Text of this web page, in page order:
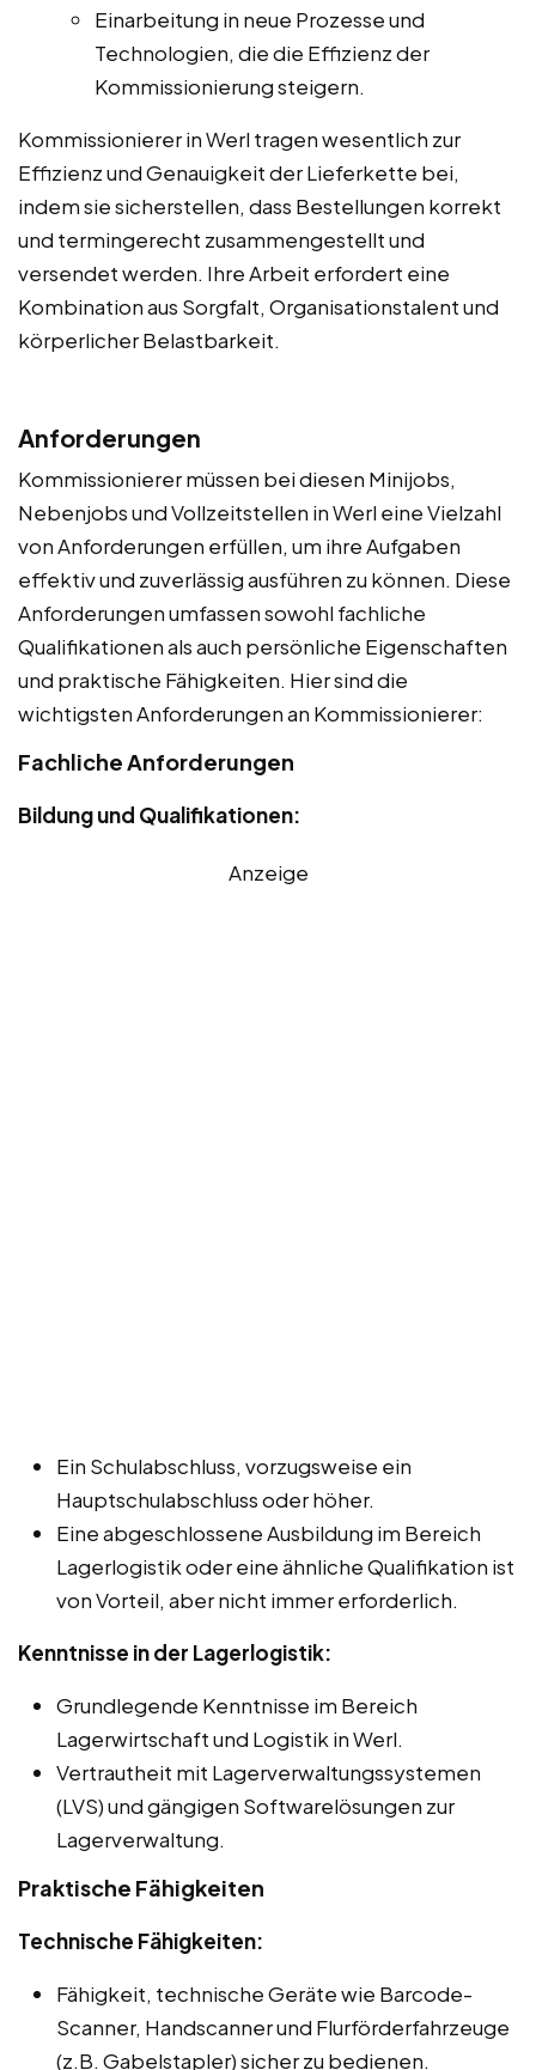
Einarbeitung in neue Prozesse und
Technologien, die die Effizienz der
Kommissionierung steigern.
Kommissionierer in Werl tragen wesentlich zur
Effizienz und Genauigkeit der Lieferkette bei,
indem sie sicherstellen, dass Bestellungen korrekt
und termingerecht zusammengestellt und
versendet werden. Ihre Arbeit erfordert eine
Kombination aus Sorgfalt, Organisationstalent und
körperlicher Belastbarkeit.
Anforderungen
Kommissionierer müssen bei diesen Minijobs,
Nebenjobs und Vollzeitstellen in Werl eine Vielzahl
von Anforderungen erfüllen, um ihre Aufgaben
effektiv und zuverlässig ausführen zu können. Diese
Anforderungen umfassen sowohl fachliche
Qualifikationen als auch persönliche Eigenschaften
und praktische Fähigkeiten. Hier sind die
wichtigsten Anforderungen an Kommissionierer:
Fachliche Anforderungen
Bildung und Qualifikationen:
Anzeige
Ein Schulabschluss, vorzugsweise ein
Hauptschulabschluss oder höher.
Eine abgeschlossene Ausbildung im Bereich
Lagerlogistik oder eine ähnliche Qualifikation ist
von Vorteil, aber nicht immer erforderlich.
Kenntnisse in der Lagerlogistik:
Grundlegende Kenntnisse im Bereich
Lagerwirtschaft und Logistik in Werl.
Vertrautheit mit Lagerverwaltungssystemen
(LVS) und gängigen Softwarelösungen zur
Lagerverwaltung.
Praktische Fähigkeiten
Technische Fähigkeiten:
Fähigkeit, technische Geräte wie Barcode-
Scanner, Handscanner und Flurförderfahrzeuge
(z.B. Gabelstapler) sicher zu bedienen.